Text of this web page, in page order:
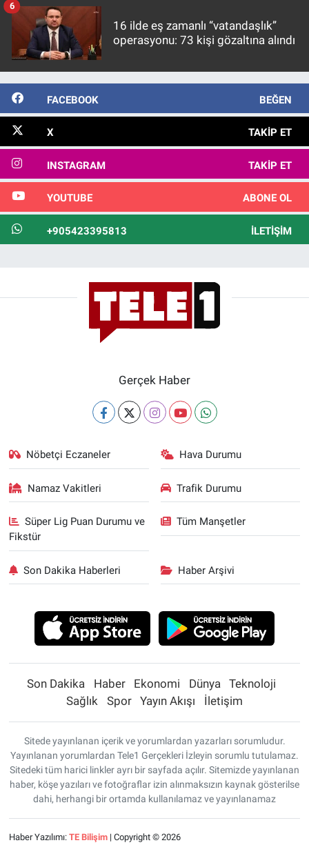
16 ilde eş zamanlı “vatandaşlık”
operasyonu: 73 kişi gözaltına alındı
6
FACEBOOK BEĞEN
X TAKIP ET
INSTAGRAM TAKIP ET
YOUTUBE ABONE OL
+905423395813 İLETIŞIM
Gerçek Haber
Nöbetçi Eczaneler Hava Durumu
Namaz Vakitleri Trafik Durumu
Süper Lig Puan Durumu ve
Fikstür
Tüm Manşetler
Son Dakika Haberleri Haber Arşivi
Son Dakika Haber Ekonomi Dünya
Teknoloji
Sağlık
Spor Yayın Akışı İletişim
Sitede yayınlanan içerik ve yorumlardan yazarları sorumludur.
Yayınlanan yorumlardan Tele1 Gerçekleri İzleyin sorumlu tutulamaz.
Sitedeki tüm harici linkler ayrı bir sayfada açılır. Sitemizde yayınlanan
haber, köşe yazıları ve fotoğraflar izin alınmaksızın kaynak gösterilse
dahi, herhangi bir ortamda kullanılamaz ve yayınlanamaz
Haber Yazılımı: TE Bilişim| Copyright © 2026